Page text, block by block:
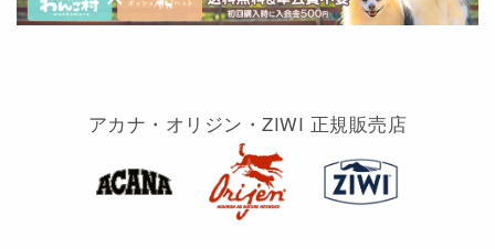
アカナ・オリジン・ZIWI 正規販売店